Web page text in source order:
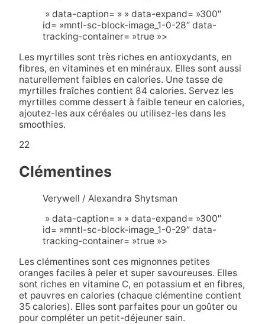
» data-caption= » » data-expand= »300″
id= »mntl-sc-block-image_1-0-28″ data-
tracking-container= »true »>
Les myrtilles sont très riches en antioxydants, en
fibres, en vitamines et en minéraux. Elles sont aussi
naturellement faibles en calories. Une tasse de
myrtilles fraîches contient 84 calories. Servez les
myrtilles comme dessert à faible teneur en calories,
ajoutez-les aux céréales ou utilisez-les dans les
smoothies.
22
Clémentines
Verywell / Alexandra Shytsman
» data-caption= » » data-expand= »300″
id= »mntl-sc-block-image_1-0-29″ data-
tracking-container= »true »>
Les clémentines sont ces mignonnes petites
oranges faciles à peler et super savoureuses. Elles
sont riches en vitamine C, en potassium et en fibres,
et pauvres en calories (chaque clémentine contient
35 calories). Elles sont parfaites pour un goûter ou
pour compléter un petit-déjeuner sain.